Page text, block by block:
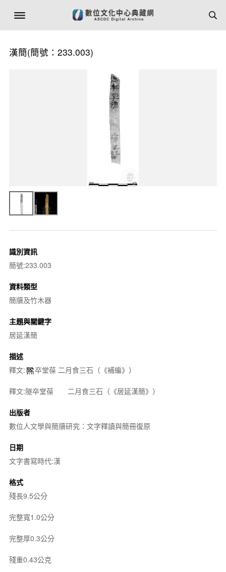
漢簡(簡號：233.003)
識別資訊
簡號:233.003
資料類型
簡牘及竹木器
主題與關鍵字
居延漢簡
描述
釋文:
卒堂葆 二月食三石（《補編》）
釋文:隧卒堂葆 二月食三石（《居延漢簡》）
出版者
數位人文學與簡牘研究：文字釋讀與簡冊復原
日期
文字書寫時代:漢
格式
殘長9.5公分
完整寬1.0公分
完整厚0.3公分
殘重0.43公克